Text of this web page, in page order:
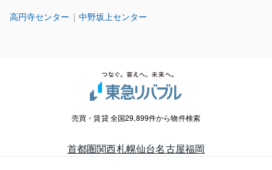
高円寺センター 中野坂上センター
売買・賃貸 全国29,899件から物件検索
首都圏関西札幌仙台名古屋福岡